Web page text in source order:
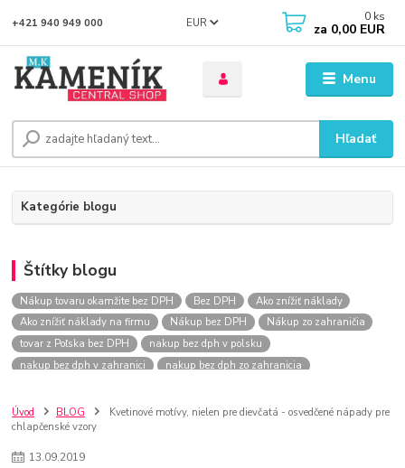
Menu
EUR
Hľadať
+421 940 949 000 0 ks
za 0,00 EUR
Kategórie blogu
Štítky blogu
Nákup tovaru okamžite bez DPH Bez DPH
Ako znížiť náklady
Ako znížiť náklady na firmu
Nákup bez DPH
Nákup zo zahraničia
tovar z Poľska bez DPH
nakup bez dph v polsku
nakup bez dph v zahranici
nakup bez dph zo zahranicia
szco nakup bez dph
Smart hodinky pre deti
Vyberáme 11 najväčších plyšových hračiek
Plyšový macovia
Úvod BLOG
Kvetinové motívy, nielen pre dievčatá - osvedčené nápady pre
chlapčenské vzory
13.09.2019